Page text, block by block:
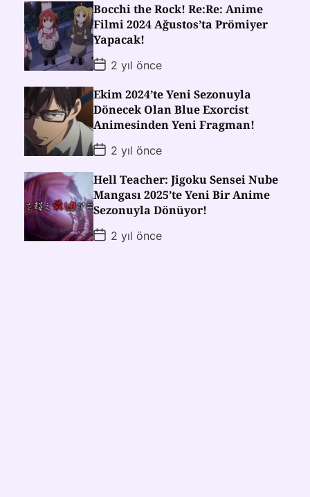
Bocchi the Rock! Re:Re: Anime
Filmi 2024 Ağustos’ta Prömiyer
Yapacak!
2 yıl önce
Ekim 2024’te Yeni Sezonuyla
Dönecek Olan Blue Exorcist
Animesinden Yeni Fragman!
2 yıl önce
Hell Teacher: Jigoku Sensei Nube
Mangası 2025’te Yeni Bir Anime
Sezonuyla Dönüyor!
2 yıl önce